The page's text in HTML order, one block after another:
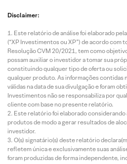
Disclaimer:
Este relatório de análise foi elaborado
(“XP Investimentos ou XP”) de acordo com
Resolução CVM 20/2021, tem como
possam auxiliar o investidor a tomar sua
constituindo qualquer tipo de oferta ou
qualquer produto. As informações contidas
válidas na data de sua divulgação e foram
Investimentos não se responsabiliza por
cliente com base no presente relatório.
Este relatório foi elaborado
produtos de modo a gerar resultados de
investidor.
O(s) signatário(s) deste relatório
refletem única e exclusivamente suas
foram produzidas de forma independente,